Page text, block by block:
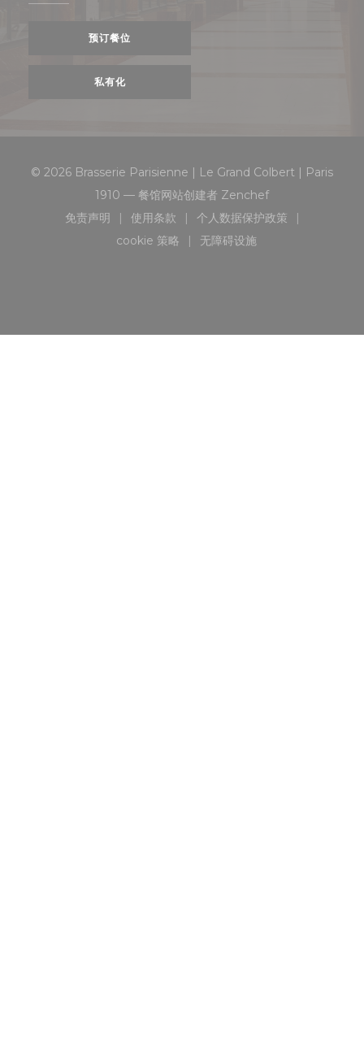
预订餐位
私有化
© 2026 Brasserie Parisienne | Le Grand Colbert | Paris
1910 — 餐馆网站创建者 Zenchef((在新窗口中打开))
免责声明
((在新窗口中打开))
使用条款
((在新窗口中打开))
个人数据保护政策
((在新窗口中打开))
cookie 策略
((在新窗口中打开))
无障碍设施
((在新窗口中打开))